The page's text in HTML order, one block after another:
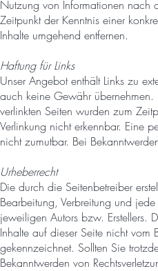
Nutzung von Informationen nach
Zeitpunkt der Kenntnis einer
Inhalte umgehend entfernen.
Haftung für Links
Unser Angebot enthält Links zu
auch keine Gewähr übernehmen.
verlinkten Seiten wurden zum
Verlinkung nicht erkennbar. Eine
nicht zumutbar. Bei
Urheberrecht
Die durch die Seitenbetreiber
Bearbeitung, Verbreitung und
jeweiligen Autors bzw. Erstellers.
Inhalte auf dieser Seite nicht vom
gekennzeichnet. Sollten Sie
Bekanntwerden von